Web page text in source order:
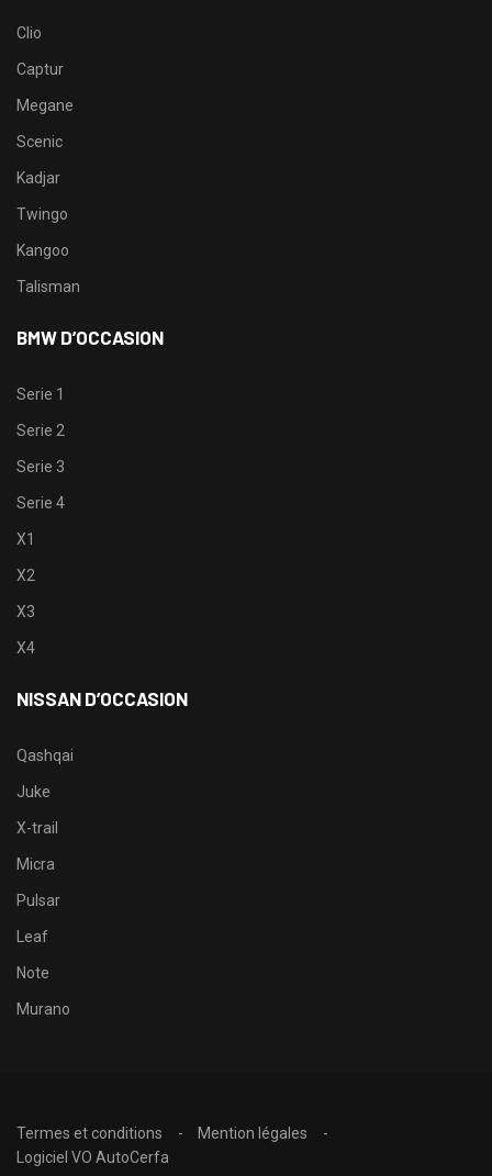
Clio
Captur
Megane
Scenic
Kadjar
Twingo
Kangoo
Talisman
BMW D’OCCASION
Serie 1
Serie 2
Serie 3
Serie 4
X1
X2
X3
X4
NISSAN D’OCCASION
Qashqai
Juke
X-trail
Micra
Pulsar
Leaf
Note
Murano
Termes et conditions
Mention légales
Logiciel VO AutoCerfa